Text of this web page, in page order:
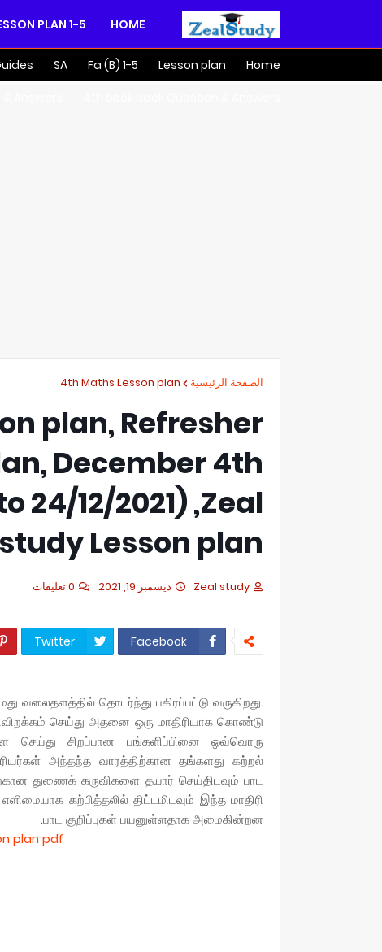
HOME
1-5 LESSON PLAN
Home
Lesson plan
Fa (B) 1-5
SA
الصفحة الرئيسية 4th Maths Lesson plan
plan, Refresher
December 4th
24/12/2021) ,Zeal
study Lesson plan
Zeal study ديسمبر 19, 2021 0 تعليقات
Facebook
Twitter
வலைதளத்தில் தொடர்ந்து பகிரப்பட்டு வருகிறது.
செய்து அதனை ஒரு மாதிரியாக கொண்டு
செய்து சிறப்பான பங்களிப்பினை ஒவ்வொரு
அந்தந்த வாரத்திற்கான தங்களது கற்றல்
துணைக் கருவிகளை தயார் செய்திடவும் பாட
கற்பித்தலில் திட்டமிடவும் இந்த மாதிரி
பாட குறிப்புகள் பயனுள்ளதாக அமைகின்றன.
plan pdf